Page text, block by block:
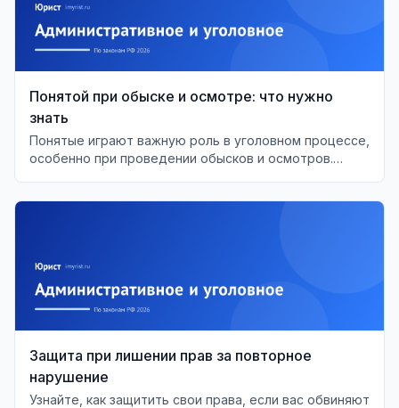
Понятой при обыске и осмотре: что нужно
знать
Понятые играют важную роль в уголовном процессе,
особенно при проведении обысков и осмотров.
Защита при лишении прав за повторное
нарушение
Узнайте, как защитить свои права, если вас обвиняют